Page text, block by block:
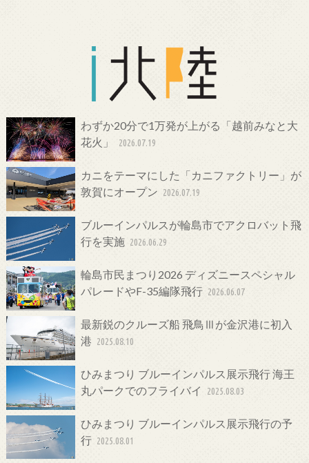
わずか20分で1万発が上がる「越前みなと大
花火」
2026.07.19
カニをテーマにした「カニファクトリー」が
敦賀にオープン 2026.07.19
ブルーインパルスが輪島市でアクロバット飛
行を実施 2026.06.29
輪島市民まつり2026 ディズニースペシャル
パレードやF-35編隊飛行 2026.06.07
最新鋭のクルーズ船 飛鳥Ⅲが金沢港に初入
港 2025.08.10
ひみまつり ブルーインパルス展示飛行 海王
丸パークでのフライバイ
2025.08.03
ひみまつり ブルーインパルス展示飛行の予
行 2025.08.01